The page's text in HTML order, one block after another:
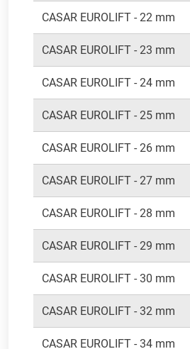
CASAR EUROLIFT - 22 mm
CASAR EUROLIFT - 23 mm
CASAR EUROLIFT - 24 mm
CASAR EUROLIFT - 25 mm
CASAR EUROLIFT - 26 mm
CASAR EUROLIFT - 27 mm
CASAR EUROLIFT - 28 mm
CASAR EUROLIFT - 29 mm
CASAR EUROLIFT - 30 mm
CASAR EUROLIFT - 32 mm
CASAR EUROLIFT - 34 mm